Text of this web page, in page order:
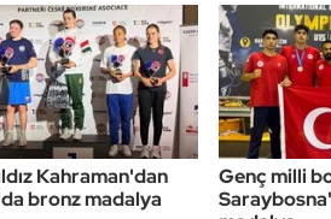
Kahraman'dan
bronz madalya
Genç milli